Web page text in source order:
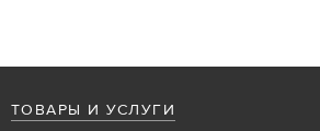
ТОВАРЫ И УСЛУГИ